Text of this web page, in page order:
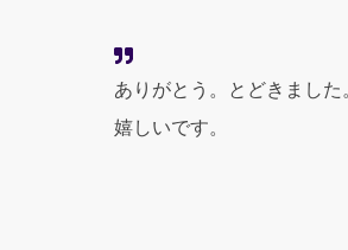
ありがとう。とどきまし
嬉しいです。